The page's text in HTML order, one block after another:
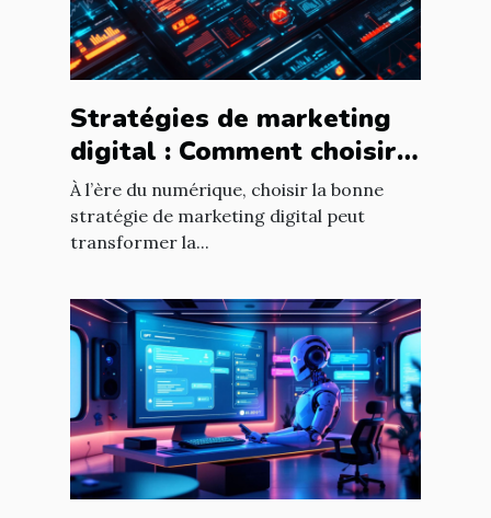
Stratégies de marketing
digital : Comment choisir
pour votre entreprise ?
À l’ère du numérique, choisir la bonne
stratégie de marketing digital peut
transformer la...